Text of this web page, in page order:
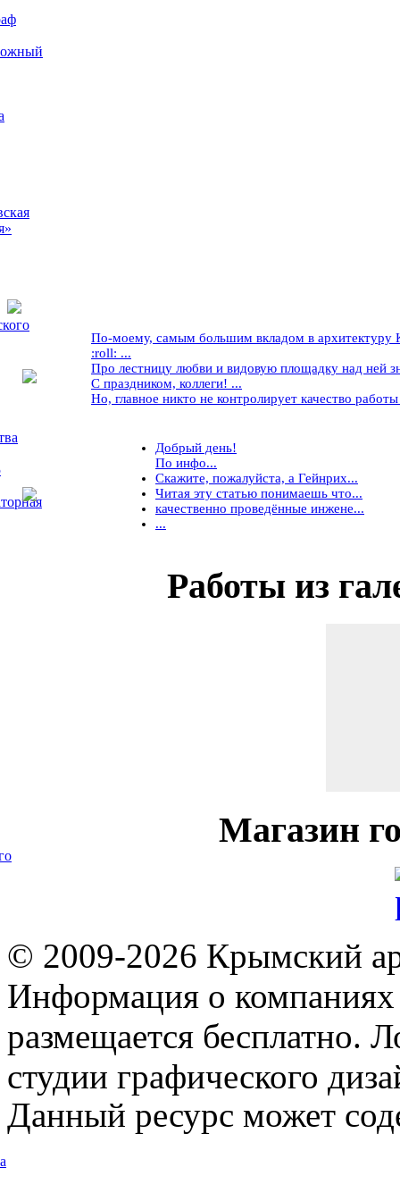
По-моему, самым большим вкладом в архитектуру
:roll: ...
Про лестницу любви и видовую площадку над ней
С праздником, коллеги! ...
Но, главное никто не контролирует качество
Добрый день!
По инфо...
Скажите, пожалуйста, а Гейнрих...
Читая эту статью понимаешь что...
качественно проведённые инжене...
...
Работыиз
Магазин
© 2009-2026 Крымский
Информация о компаниях
размещается бесплатно.
студии графического
Данный ресурс может